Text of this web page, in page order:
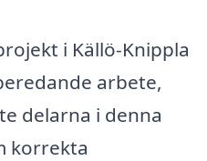
i Källö-Knippla
arbete,
delarna i denna
korrekta